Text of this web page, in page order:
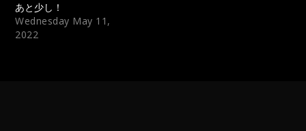
あと少し！
Wednesday May 11,
2022